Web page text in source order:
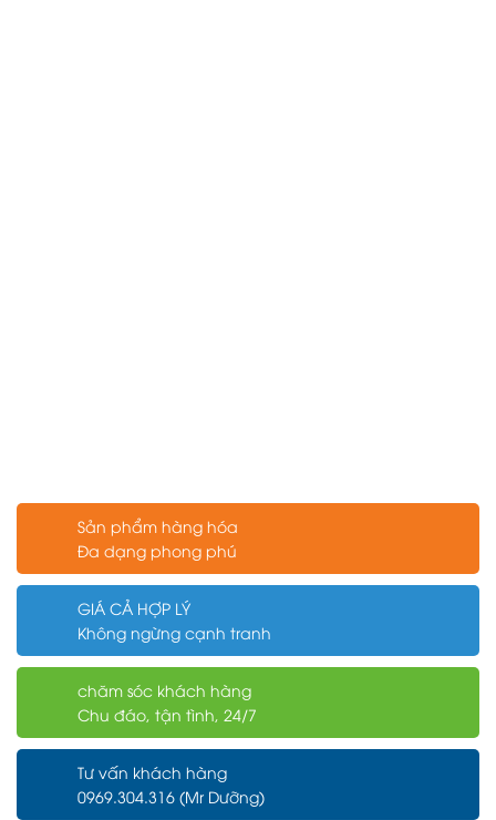
Sản phẩm hàng hóa
Đa dạng phong phú
GIÁ CẢ HỢP LÝ
Không ngừng cạnh tranh
chăm sóc khách hàng
Chu đáo, tận tình, 24/7
Tư vấn khách hàng
0969.304.316 (Mr Dưỡng)